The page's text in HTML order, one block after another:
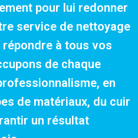
pour lui redonner
service de nettoyage
à tous vos
de chaque
en
de matériaux, du cuir
un résultat